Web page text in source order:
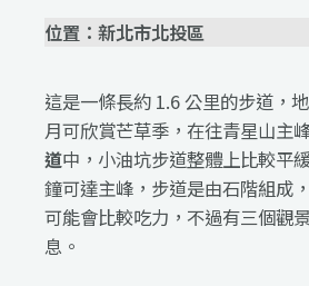
位置：新北市北投區
這是一條長約 1.6 公里的步道，
月可欣賞芒草季，在往青星山主
道中，小油坑步道整體上比較平
鐘可達主峰，步道是由石階組成
可能會比較吃力，不過有三個觀
息。